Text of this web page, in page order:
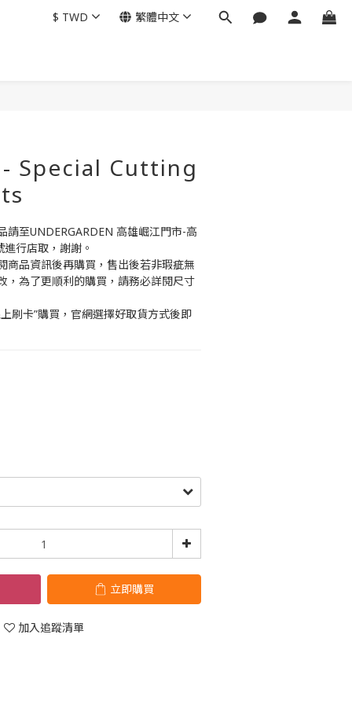
$ TWD 繁體中文
Special Cutting
請至UNDERGARDEN 高雄崛江門市-高
行店取，謝謝。
商品資訊後再購買，售出後若非瑕疵無
，為了更順利的購買，請務必詳閱尺寸
刷卡”購買，官網選擇好取貨方式後即
立即購買
加入追蹤清單